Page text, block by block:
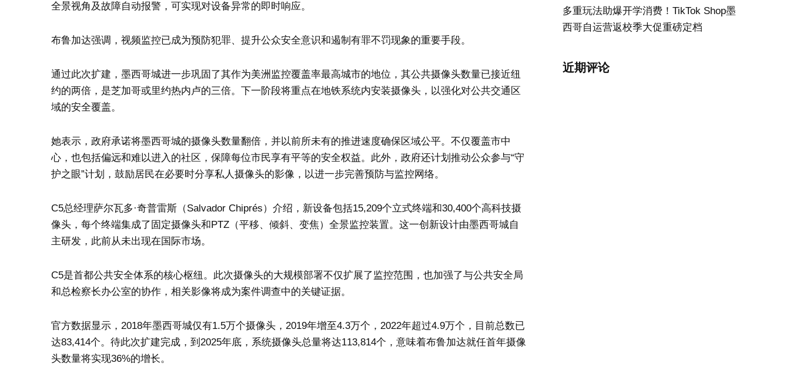
全景视角及故障自动报警，可实现对设备异常的即时响应。
布鲁加达强调，视频监控已成为预防犯罪、提升公众安全意识和遏制有罪不罚现象的重要手段。
通过此次扩建，墨西哥城进一步巩固了其作为美洲监控覆盖率最高城市的地位，其公共摄像头数量已接近纽
约的两倍，是芝加哥或里约热内卢的三倍。下一阶段将重点在地铁系统内安装摄像头，以强化对公共交通区
域的安全覆盖。
她表示，政府承诺将墨西哥城的摄像头数量翻倍，并以前所未有的推进速度确保区域公平。不仅覆盖市中
心，也包括偏远和难以进入的社区，保障每位市民享有平等的安全权益。此外，政府还计划推动公众参与“守
护之眼”计划，鼓励居民在必要时分享私人摄像头的影像，以进一步完善预防与监控网络。
C5总经理萨尔瓦多·奇普雷斯（Salvador Chiprés）介绍，新设备包括15,209个立式终端和30,400个高科技摄
像头，每个终端集成了固定摄像头和PTZ（平移、倾斜、变焦）全景监控装置。这一创新设计由墨西哥城自
主研发，此前从未出现在国际市场。
C5是首都公共安全体系的核心枢纽。此次摄像头的大规模部署不仅扩展了监控范围，也加强了与公共安全局
和总检察长办公室的协作，相关影像将成为案件调查中的关键证据。
官方数据显示，2018年墨西哥城仅有1.5万个摄像头，2019年增至4.3万个，2022年超过4.9万个，目前总数已
达83,414个。待此次扩建完成，到2025年底，系统摄像头总量将达113,814个，意味着布鲁加达就任首年摄像
头数量将实现36%的增长。
多重玩法助爆开学消费！TikTok Shop墨
西哥自运营返校季大促重磅定档
近期评论